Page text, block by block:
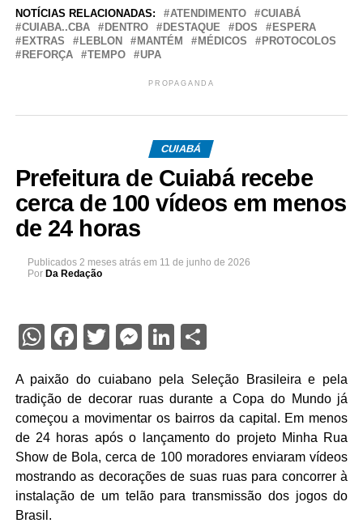
NOTÍCIAS RELACIONADAS: ATENDIMENTO
CUIABÁ
CUIABA..CBA
DENTRO DESTAQUE DOS
ESPERA
EXTRAS
LEBLON MANTÉM MÉDICOS
PROTOCOLOS
REFORÇA
TEMPO UPA
PROPAGANDA
CUIABÁ
Prefeitura de Cuiabá recebe
cerca de 100 vídeos em menos
de 24 horas
Publicados 2 meses atrás em 11 de junho de 2026
Por Da Redação
WhatsApp
Facebook
Twitter
Messenger
LinkedIn
Share
A paixão do cuiabano pela Seleção Brasileira e pela
tradição de decorar ruas durante a Copa do Mundo já
começou a movimentar os bairros da capital. Em menos
de 24 horas após o lançamento do projeto Minha Rua
Show de Bola, cerca de 100 moradores enviaram vídeos
mostrando as decorações de suas ruas para concorrer à
instalação de um telão para transmissão dos jogos do
Brasil.